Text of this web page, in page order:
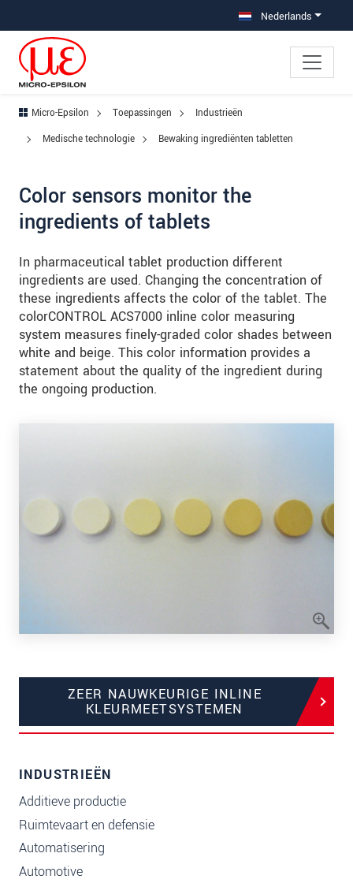
Nederlands
Micro-Epsilon Toepassingen
Industrieën
Medische technologie
Bewaking ingrediënten tabletten
Color sensors monitor the
ingredients of tablets
In pharmaceutical tablet production different
ingredients are used. Changing the concentration of
these ingredients affects the color of the tablet. The
colorCONTROL ACS7000 inline color measuring
system measures finely-graded color shades between
white and beige. This color information provides a
statement about the quality of the ingredient during
the ongoing production.
ZEER NAUWKEURIGE INLINE
KLEURMEETSYSTEMEN
INDUSTRIEËN
Additieve productie
Ruimtevaart en defensie
Automatisering
Automotive